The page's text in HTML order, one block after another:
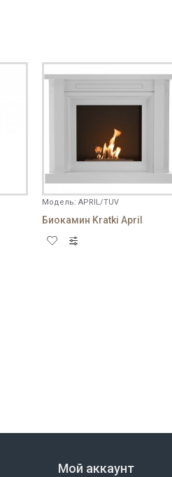
Модель: APRIL/TUV
Биокамин Kratki April
Мой аккаунт